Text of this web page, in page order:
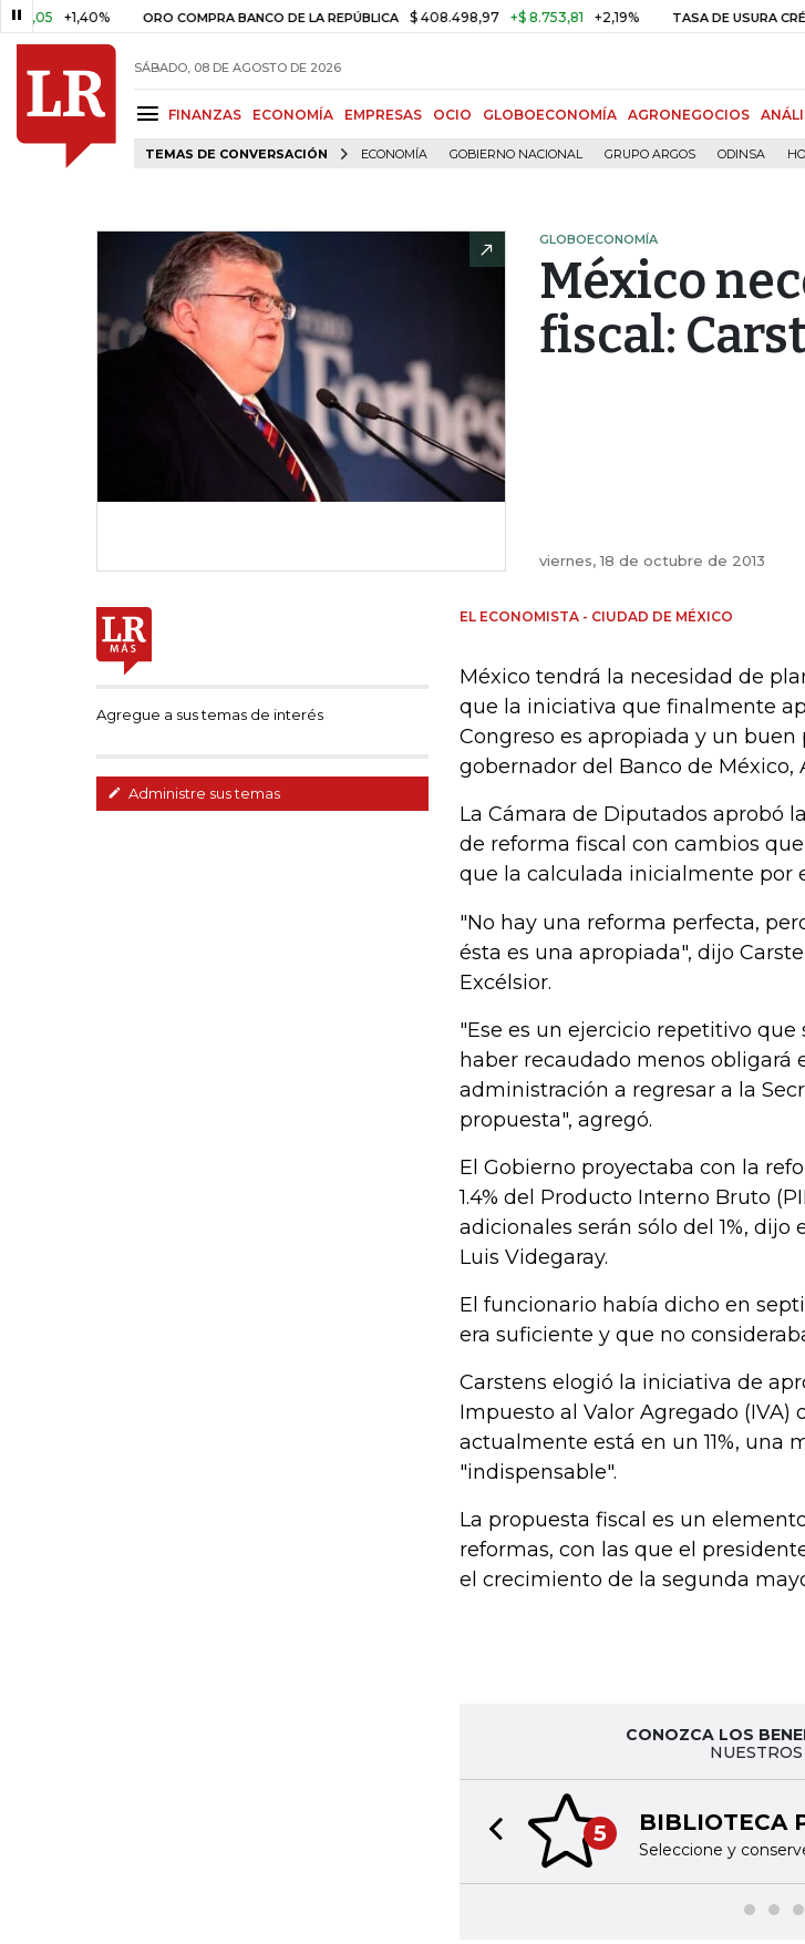
+1,40% ORO COMPRA BANCO DE LA REPÚBLICA $ 408.498,97 +$ 8.753,81 +2,19% TASA DE USURA CRÉDITO
SÁBADO, 08 DE AGOSTO DE 2026
FINANZAS ECONOMÍA EMPRESAS OCIO GLOBOECONOMÍA AGRONEGOCIOS
TEMAS DE CONVERSACIÓN ECONOMÍA GOBIERNO NACIONAL GRUPO ARGOS ODINSA
GLOBOECONOMÍA
México
fiscal:
viernes, 18 de octubre de 2013
Agregue a sus temas de interés
Administre sus temas
EL ECONOMISTA - CIUDAD DE MÉXICO
México tendrá la necesidad de
que la iniciativa que finalmente
Congreso es apropiada y un buen
gobernador del Banco de México,
La Cámara de Diputados aprobó
de reforma fiscal con cambios
que la calculada inicialmente por
"No hay una reforma perfecta,
ésta es una apropiada", dijo
Excélsior.
"Ese es un ejercicio repetitivo que
haber recaudado menos
administración a regresar a la
propuesta", agregó.
El Gobierno proyectaba con la
1.4% del Producto Interno Bruto
adicionales serán sólo del 1%,
Luis Videgaray.
El funcionario había dicho en
era suficiente y que no
Carstens elogió la iniciativa de
Impuesto al Valor Agregado (IVA)
actualmente está en un 11%, una
"indispensable".
La propuesta fiscal es un
reformas, con las que el
el crecimiento de la segunda
CONOZCA LOS
5 BIBLIOTECA
Seleccione y
Previous slide